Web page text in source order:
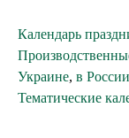
Календарь
Украине, в России
Тематические